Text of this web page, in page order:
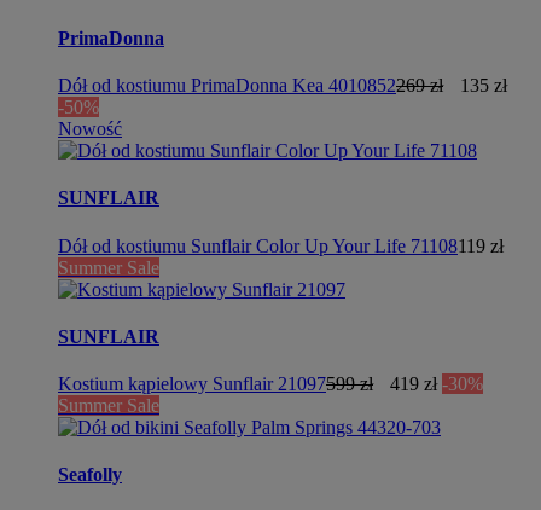
PrimaDonna
Dół od kostiumu PrimaDonna Kea 4010852269 zł
135 zł
-50%
Nowość
SUNFLAIR
Dół od kostiumu Sunflair Color Up Your Life 71108119 zł
Summer Sale
SUNFLAIR
Kostium kąpielowy Sunflair 21097599 zł 419 zł -30%
Summer Sale
Seafolly